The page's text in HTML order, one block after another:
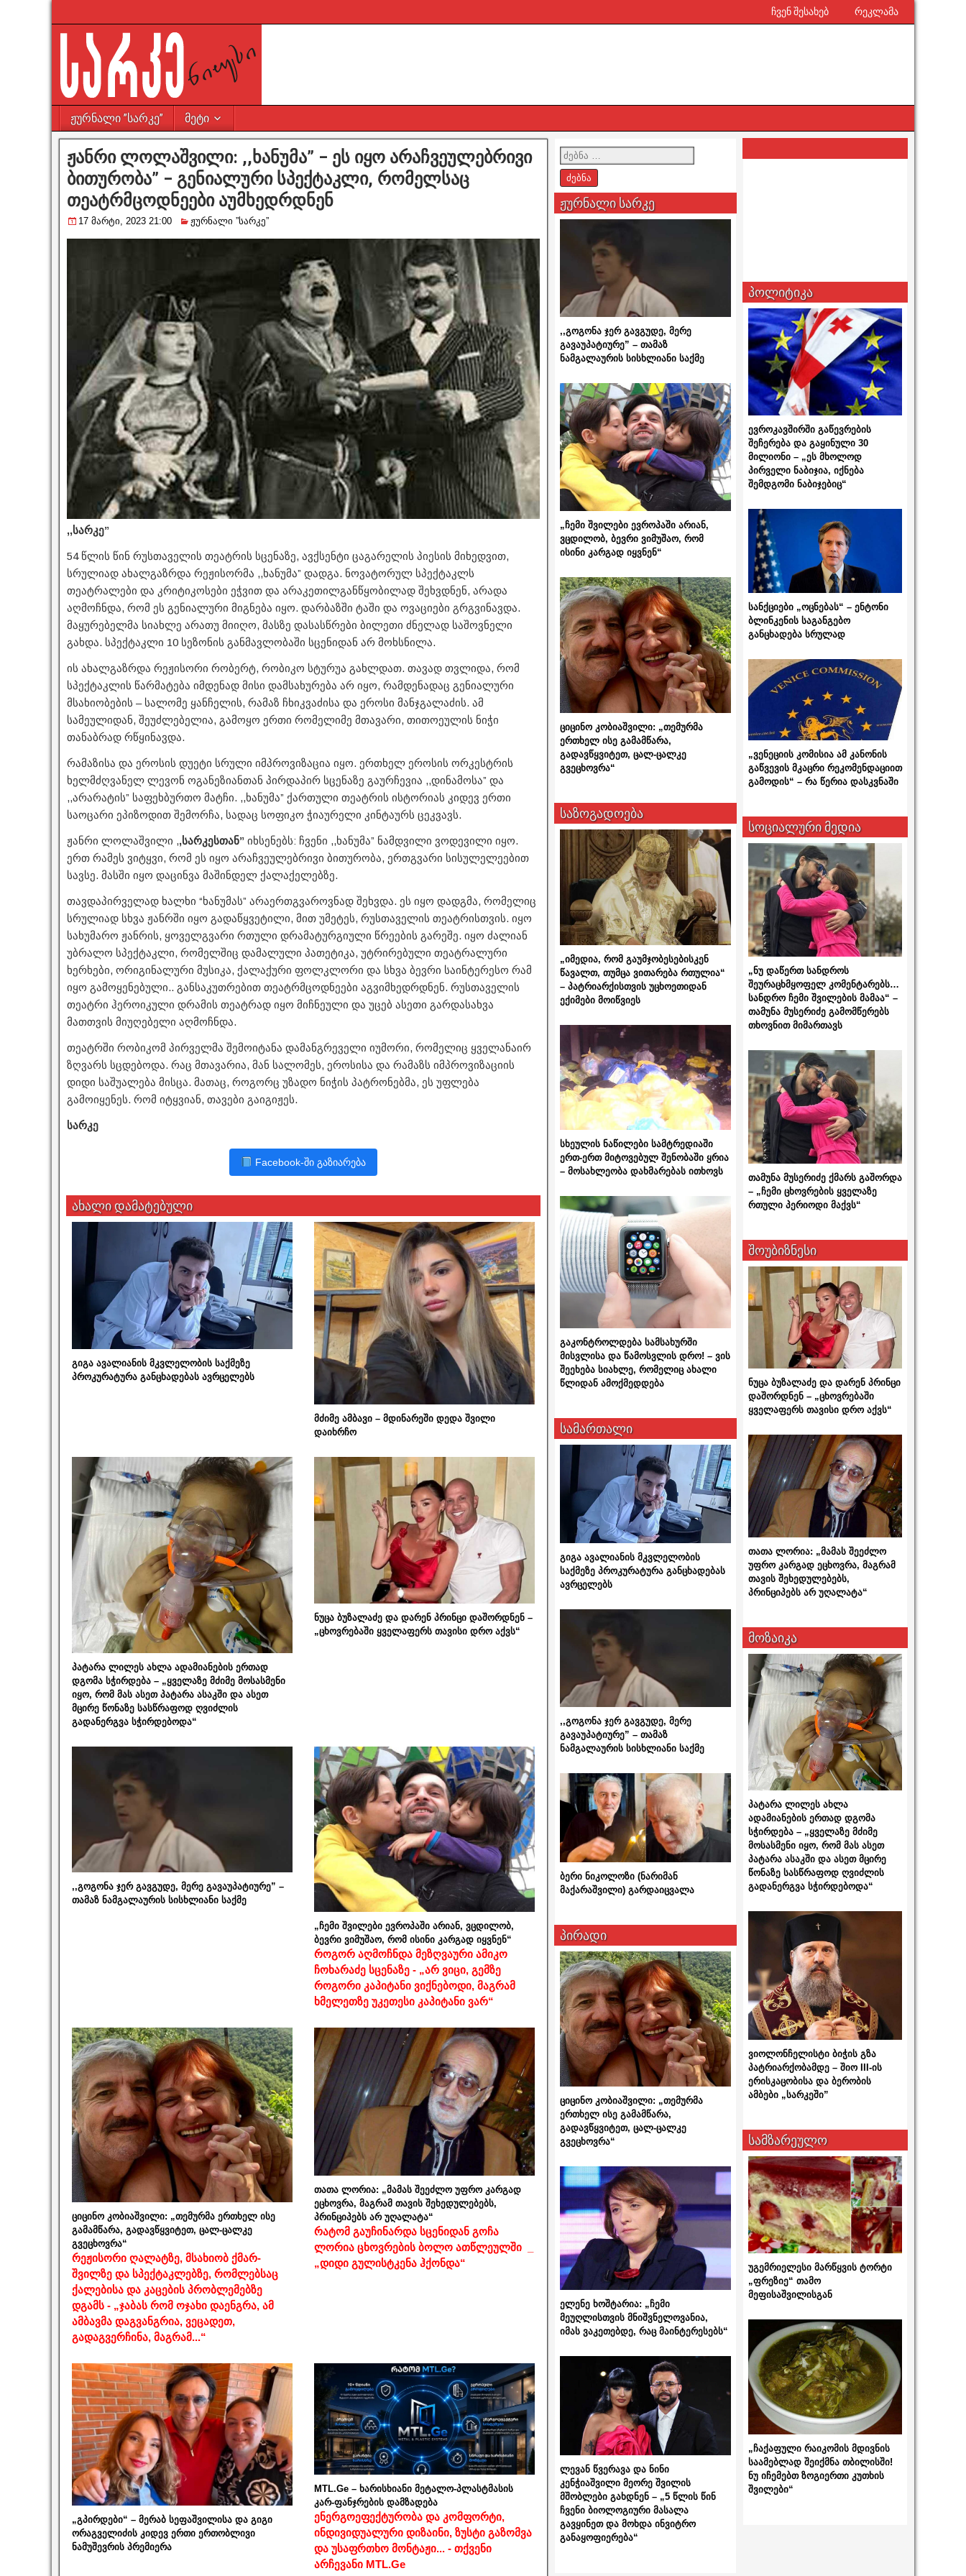
ჩვენ შესახებ რეკლამა
ჟურნალი ”სარკე” მეტი
ჟანრი ლოლაშვილი: ,,ხანუმა” – ეს იყო არაჩვეულებრივი
ბითურობა” – გენიალური სპექტაკლი, რომელსაც
თეატრმცოდნეები აუმხედრდნენ
17 მარტი, 2023 21:00 ჟურნალი ”სარკე”
,,სარკე”
54 წლის წინ რუსთაველის თეატრის სცენაზე, ავქსენტი ცაგარელის პიესის მიხედვით,
სრულიად ახალგაზრდა რეჟისორმა ,,ხანუმა” დადგა. ნოვატორულ სპექტაკლს
თეატრალები და კრიტიკოსები ეჭვით და არაკეთილგანწყობილად შეხვდნენ, არადა
აღმოჩნდა, რომ ეს გენიალური მიგნება იყო. დარბაზში ტაში და ოვაციები გრგვინავდა.
მაყურებელმა სიახლე არათუ მიიღო, მასზე დასასწრები ბილეთი ძნელად საშოვნელი
გახდა. სპექტაკლი 10 სეზონის განმავლობაში სცენიდან არ მოხსნილა.
ის ახალგაზრდა რეჟისორი რობერტ, რობიკო სტურუა გახლდათ. თავად თვლიდა, რომ
სპექტაკლის წარმატება იმდენად მისი დამსახურება არ იყო, რამდენადაც გენიალური
მსახიობების – სალომე ყანჩელის, რამაზ ჩხიკვაძისა და ეროსი მანჯგალაძის. ამ
სამეულიდან, შეუძლებელია, გამოყო ერთი რომელიმე მთავარი, თითოეულის ნიჭი
თანაბრად რწყინავდა.
რამაზისა და ეროსის დუეტი სრული იმპროვიზაცია იყო. ერთხელ ეროსის ორკესტრის
ხელმძღვანელ ლევონ ოგანეზიანთან პირდაპირ სცენაზე გაურჩევია ,,დინამოსა” და
,,არარატის” საფეხბურთო მატჩი. ,,ხანუმა” ქართული თეატრის ისტორიას კიდევ ერთი
საოცარი ეპიზოდით შემორჩა, სადაც სოფიკო ჭიაურელი კინტაურს ცეკვავს.
ჟანრი ლოლაშვილი ,,სარკესთან” იხსენებს: ჩვენი ,,ხანუმა” ნამდვილი ვოდევილი იყო.
ერთ რამეს ვიტყვი, რომ ეს იყო არაჩვეულებრივი ბითურობა, ერთგვარი სისულელეებით
სავსე. მასში იყო დაცინვა მაშინდელ ქალაქელებზე.
თავდაპირველად ხალხი “ხანუმას” არაერთგვაროვნად შეხვდა. ეს იყო დადგმა, რომელიც
სრულიად სხვა ჟანრში იყო გადაწყვეტილი, მით უმეტეს, რუსთაველის თეატრისთვის. იყო
სახუმარო ჟანრის, ყოველგვარი რთული დრამატურგიული წრეების გარეშე. იყო ძალიან
უბრალო სპექტაკლი, რომელშიც დამალული პათეტიკა, უტრირებული თეატრალური
ხერხები, ორიგინალური მუსიკა, ქალაქური ფოლკლორი და სხვა ბევრი საინტერესო რამ
იყო გამოყენებული.. განსაკუთრებით თეატრმცოდნეები აგვიმხედრდნენ. რუსთაველის
თეატრი ჰეროიკული დრამის თეატრად იყო მიჩნეული და უცებ ასეთი გარდასახვა
მათთვის მიუღებელი აღმოჩნდა.
თეატრში რობიკომ პირველმა შემოიტანა დამანგრეველი იუმორი, რომელიც ყველანაირ
ზღვარს სცდებოდა. რაც მთავარია, მან სალომეს, ეროსისა და რამაზს იმპროვიზაციის
დიდი საშუალება მისცა. მათაც, როგორც უზადო ნიჭის პატრონებმა, ეს უფლება
გამოიყენეს. რომ იტყვიან, თავები გაიგიჟეს.
სარკე
Facebook-ში გაზიარება
ახალი დამატებული
გიგა ავალიანის მკვლელობის საქმეზე
პროკურატურა განცხადებას ავრცელებს
მძიმე ამბავი – მდინარეში დედა შვილი
დაიხრჩო
პატარა ლილეს ახლა ადამიანების ერთად
დგომა სჭირდება – „ყველაზე მძიმე მოსასმენი
იყო, რომ მას ასეთ პატარა ასაკში და ასეთ
მცირე წონაზე სასწრაფოდ ღვიძლის
გადანერგვა სჭირდებოდა“
ნუცა ბუზალაძე და დარენ პრინცი დაშორდნენ –
„ცხოვრებაში ყველაფერს თავისი დრო აქვს“
,,გოგონა ჯერ გავგუდე, მერე გავაუპატიურე” –
თამაზ ნამგალაურის სისხლიანი საქმე
„ჩემი შვილები ევროპაში არიან, ვცდილობ,
ბევრი ვიმუშაო, რომ ისინი კარგად იყვნენ“
როგორ აღმოჩნდა მეზღვაური ამიკო
ჩოხარაძე სცენაზე - „არ ვიცი, გემზე
როგორი კაპიტანი ვიქნებოდი, მაგრამ
ხმელეთზე უკეთესი კაპიტანი ვარ“
ციცინო კობიაშვილი: „თემურმა ერთხელ ისე
გამამწარა, გადავწყვიტეთ, ცალ-ცალკე
გვეცხოვრა“
რეჟისორი ღალატზე, მსახიობ ქმარ-
შვილზე და სპექტაკლებზე, რომლებსაც
ქალებისა და კაცების პრობლემებზე
დგამს - „ჯაბას რომ ოჯახი დაენგრა, ამ
ამბავმა დაგვანგრია, ვეცადეთ,
გადაგვერჩინა, მაგრამ...“
თათა ლორია: „მამას შეეძლო უფრო კარგად
ეცხოვრა, მაგრამ თავის შეხედულებებს,
პრინციპებს არ უღალატა“
რატომ გაუჩინარდა სცენიდან გოჩა
ლორია ცხოვრების ბოლო ათწლეულში _
„დიდი გულისტკენა ჰქონდა“
„გპირდები“ – მერაბ სეფაშვილისა და გიგი
ორაგველიძის კიდევ ერთი ერთობლივი
ნამუშევრის პრემიერა
MTL.Ge – ხარისხიანი მეტალო-პლასტმასის
კარ-ფანჯრების დამზადება
ენერგოეფექტურობა და კომფორტი,
ინდივიდუალური დიზაინი, ზუსტი გაზომვა
და უსაფრთხო მონტაჟი... - თქვენი
არჩევანი MTL.Ge
ჟურნალი სარკე
,,გოგონა ჯერ გავგუდე, მერე
გავაუპატიურე” – თამაზ
ნამგალაურის სისხლიანი საქმე
„ჩემი შვილები ევროპაში არიან,
ვცდილობ, ბევრი ვიმუშაო, რომ
ისინი კარგად იყვნენ“
ციცინო კობიაშვილი: „თემურმა
ერთხელ ისე გამამწარა,
გადავწყვიტეთ, ცალ-ცალკე
გვეცხოვრა“
საზოგადოება
„იმედია, რომ გაუმჯობესებისკენ
წავალთ, თუმცა ვითარება რთულია“
– პატრიარქისთვის უცხოეთიდან
ექიმები მოიწვიეს
სხეულის ნაწილები სამტრედიაში
ერთ-ერთ მიტოვებულ შენობაში ყრია
– მოსახლეობა დახმარებას ითხოვს
გაკონტროლდება სამსახურში
მისვლისა და წამოსვლის დრო! – ვის
შეეხება სიახლე, რომელიც ახალი
წლიდან ამოქმედდება
სამართალი
გიგა ავალიანის მკვლელობის
საქმეზე პროკურატურა განცხადებას
ავრცელებს
,,გოგონა ჯერ გავგუდე, მერე
გავაუპატიურე” – თამაზ
ნამგალაურის სისხლიანი საქმე
ბერი ნიკოლოზი (ნარიმან
მაქარაშვილი) გარდაიცვალა
პირადი
ციცინო კობიაშვილი: „თემურმა
ერთხელ ისე გამამწარა,
გადავწყვიტეთ, ცალ-ცალკე
გვეცხოვრა“
ელენე ხოშტარია: „ჩემი
მეუღლისთვის მნიშვნელოვანია,
იმას ვაკეთებდე, რაც მაინტერესებს“
ლევან წვერავა და ნინი
კენჭიაშვილი მეორე შვილის
მშობლები გახდნენ – „5 წლის წინ
ჩვენი ბიოლოგიური მასალა
გავყინეთ და მოხდა ინვიტრო
განაყოფიერება“
პოლიტიკა
ევროკავშირში გაწევრების
შეჩერება და გაყინული 30
მილიონი – „ეს მხოლოდ
პირველი ნაბიჯია, იქნება
შემდგომი ნაბიჯებიც“
სანქციები „ოცნებას“ – ენტონი
ბლინკენის საგანგებო
განცხადება სრულად
„ვენეციის კომისია ამ კანონის
გაწვევის მკაცრი რეკომენდაციით
გამოდის“ – რა წერია დასკვნაში
სოციალური მედია
„ნუ დაწერთ სანდროს
შეურაცხმყოფელ კომენტარებს…
სანდრო ჩემი შვილების მამაა“ –
თამუნა მუსერიძე გამომწერებს
თხოვნით მიმართავს
თამუნა მუსერიძე ქმარს გაშორდა
– „ჩემი ცხოვრების ყველაზე
რთული პერიოდი მაქვს“
შოუბიზნესი
ნუცა ბუზალაძე და დარენ პრინცი
დაშორდნენ – „ცხოვრებაში
ყველაფერს თავისი დრო აქვს“
თათა ლორია: „მამას შეეძლო
უფრო კარგად ეცხოვრა, მაგრამ
თავის შეხედულებებს,
პრინციპებს არ უღალატა“
მოზაიკა
პატარა ლილეს ახლა
ადამიანების ერთად დგომა
სჭირდება – „ყველაზე მძიმე
მოსასმენი იყო, რომ მას ასეთ
პატარა ასაკში და ასეთ მცირე
წონაზე სასწრაფოდ ღვიძლის
გადანერგვა სჭირდებოდა“
ვიოლონჩელისტი ბიჭის გზა
პატრიარქობამდე – შიო III-ის
ერისკაცობისა და ბერობის
ამბები „სარკეში”
სამზარეულო
უგემრიელესი მარწყვის ტორტი
„ფრეზიე“ თამო
მეფისაშვილისგან
„ჩაქაფული რაიკომის მდივნის
საამებლად შეიქმნა თბილისში!
ნუ იჩემებთ ზოგიერთი კუთხის
შვილები“